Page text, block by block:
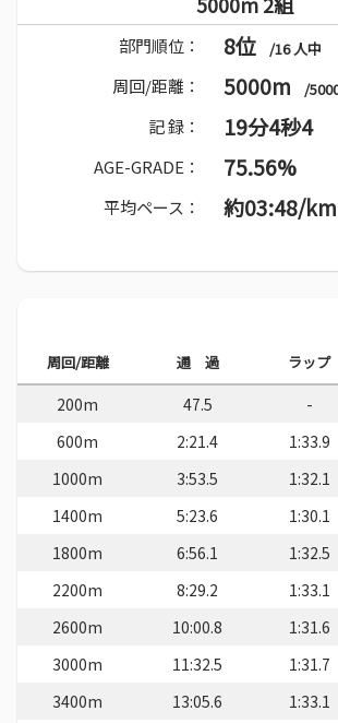
部門順位： 8位 /16 人中
周回/距離： 5000m /
記 録： 19分4秒4
AGE-GRADE： 75.56%
平均ペース： 約03:48/km
周回/距離 通 過 ラップ
200m 47.5 -
600m
2:21.4 1:33.9
1000m
3:53.5 1:32.1
1400m
5:23.6 1:30.1
1800m
6:56.1 1:32.5
2200m
8:29.2 1:33.1
2600m
10:00.8 1:31.6
3000m
11:32.5 1:31.7
3400m
13:05.6 1:33.1